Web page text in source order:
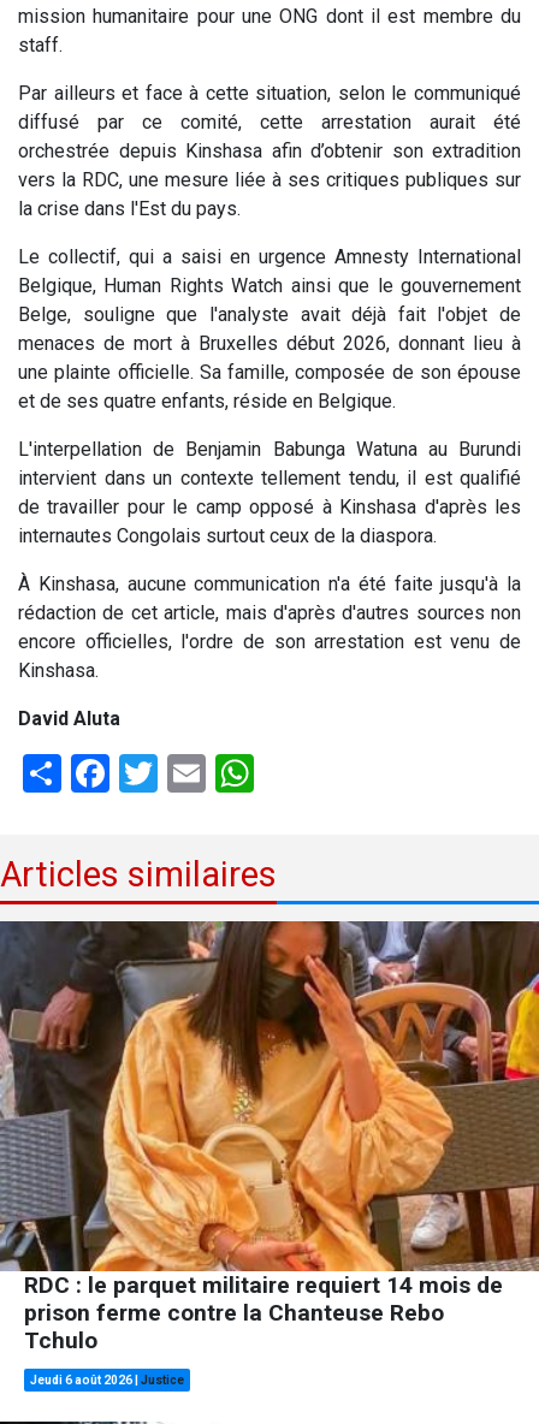
mission humanitaire pour une ONG dont il est membre du
staff.
Par ailleurs et face à cette situation, selon le communiqué
diffusé par ce comité, cette arrestation aurait été
orchestrée depuis Kinshasa afin d’obtenir son extradition
vers la RDC, une mesure liée à ses critiques publiques sur
la crise dans l'Est du pays.
Le collectif, qui a saisi en urgence Amnesty International
Belgique, Human Rights Watch ainsi que le gouvernement
Belge, souligne que l'analyste avait déjà fait l'objet de
menaces de mort à Bruxelles début 2026, donnant lieu à
une plainte officielle. Sa famille, composée de son épouse
et de ses quatre enfants, réside en Belgique.
L'interpellation de Benjamin Babunga Watuna au Burundi
intervient dans un contexte tellement tendu, il est qualifié
de travailler pour le camp opposé à Kinshasa d'après les
internautes Congolais surtout ceux de la diaspora.
À Kinshasa, aucune communication n'a été faite jusqu'à la
rédaction de cet article, mais d'après d'autres sources non
encore officielles, l'ordre de son arrestation est venu de
Kinshasa.
David Aluta
ShareFacebook
Twitter
Email
Articles similaires
RDC : le parquet militaire requiert 14 mois de
prison ferme contre la Chanteuse Rebo
Tchulo
Jeudi 6 août 2026 Justice